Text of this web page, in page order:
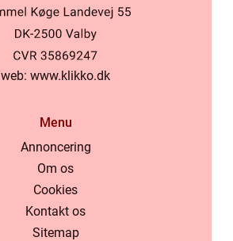
web: www.klikko.dk
Menu
Annoncering
Om os
Cookies
Kontakt os
Sitemap